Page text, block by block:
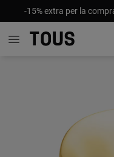
-15% extra per la